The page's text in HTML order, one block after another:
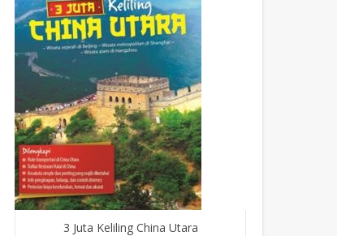
3 Juta Keliling China Utara